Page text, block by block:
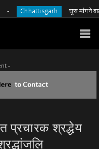
घूस मांगने वाले आरक्षक
-
प्रचारक श्रद्धेय